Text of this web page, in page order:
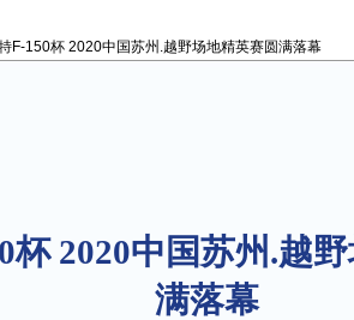
F-150杯 2020中国苏州.越野场地精英赛圆满落幕
杯 2020中国苏州.越
满落幕